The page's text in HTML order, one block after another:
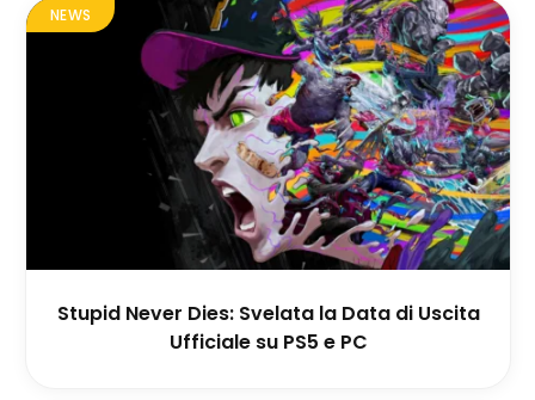
NEWS
Stupid Never Dies: Svelata la Data di Uscita
Ufficiale su PS5 e PC